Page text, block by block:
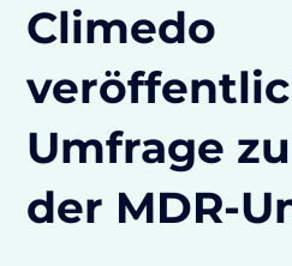
Climedo
Umfrage
der MDR-